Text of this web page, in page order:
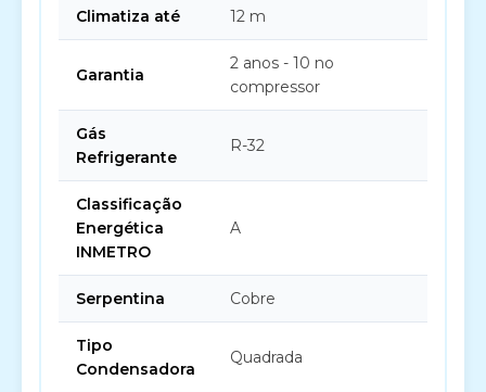
Climatiza até 12 m
Garantia
2 anos - 10 no
compressor
Gás
Refrigerante
R-32
Classificação
Energética
INMETRO
A
Serpentina Cobre
Tipo
Condensadora
Quadrada